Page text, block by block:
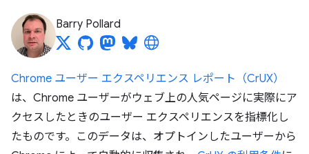
Barry Pollard
Chrome ユーザー エクスペリエンス レポート（CrUX）
は、Chrome ユーザーがウェブ上の人気ページに実際にア
クセスしたときのユーザー エクスペリエンスを指標化し
たものです。このデータは、オプトインしたユーザーから